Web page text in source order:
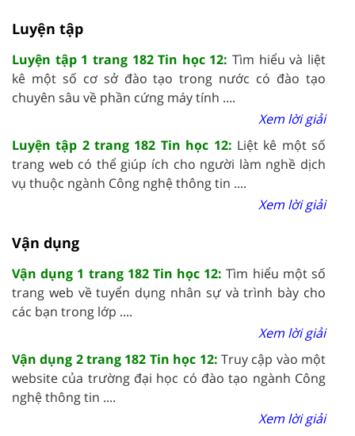
Luyện tập
Luyện tập 1 trang 182 Tin học 12:Tìm hiểu và liệt
kê một số cơ sở đào tạo trong nước có đào tạo
chuyên sâu về phần cứng máy tính ....
Xem lời giải
Luyện tập 2 trang 182 Tin học 12: Liệt kê một số
trang web có thể giúp ích cho người làm nghề dịch
vụ thuộc ngành Công nghệ thông tin ....
Xem lời giải
Vận dụng
Vận dụng 1 trang 182 Tin học 12:Tìm hiểu một số
trang web về tuyển dụng nhân sự và trình bày cho
các bạn trong lớp ....
Xem lời giải
Vận dụng 2 trang 182 Tin học 12: Truy cập vào một
website của trường đại học có đào tạo ngành Công
nghệ thông tin ....
Xem lời giải